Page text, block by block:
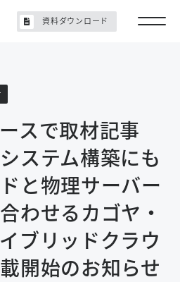
スで取材記事
ステム構築にも
と物理サーバー
わせるカゴヤ・
ブリッドクラウ
開始のお知らせ
資料ダウンロード